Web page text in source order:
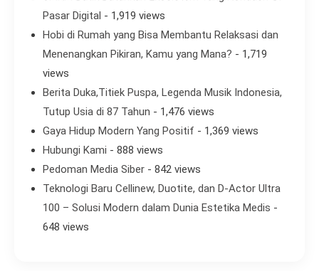
Pasar Digital - 1,919 views
Hobi di Rumah yang Bisa Membantu Relaksasi dan
Menenangkan Pikiran, Kamu yang Mana? - 1,719
views
Berita Duka,Titiek Puspa, Legenda Musik Indonesia,
Tutup Usia di 87 Tahun - 1,476 views
Gaya Hidup Modern Yang Positif - 1,369 views
Hubungi Kami - 888 views
Pedoman Media Siber - 842 views
Teknologi Baru Cellinew, Duotite, dan D-Actor Ultra
100 – Solusi Modern dalam Dunia Estetika Medis -
648 views